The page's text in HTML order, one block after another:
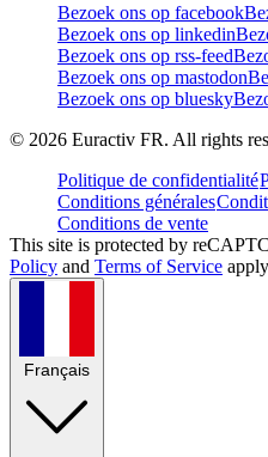
Bezoek ons op facebook
Bezoek ons op linkedin
Bezoek ons op rss-feed
Bezoek ons op mastodon
Bezoek ons op bluesky
© 2026 Euractiv FR. All rights
Politique de confidentialité
Conditions générales
Conditions de vente
This site is protected by
Policy and Terms of Service
Français